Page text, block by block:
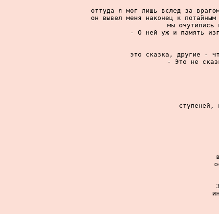
оттуда я мог лишь вслед за
он вывел меня наконец к
мы очутились
- О ней уж и память
это сказка, другие -
- Это не
ступеней,